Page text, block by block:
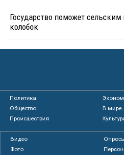
Государство поможет
колобок
Политика
Общество
В мире
Происшествия
Видео
Фото